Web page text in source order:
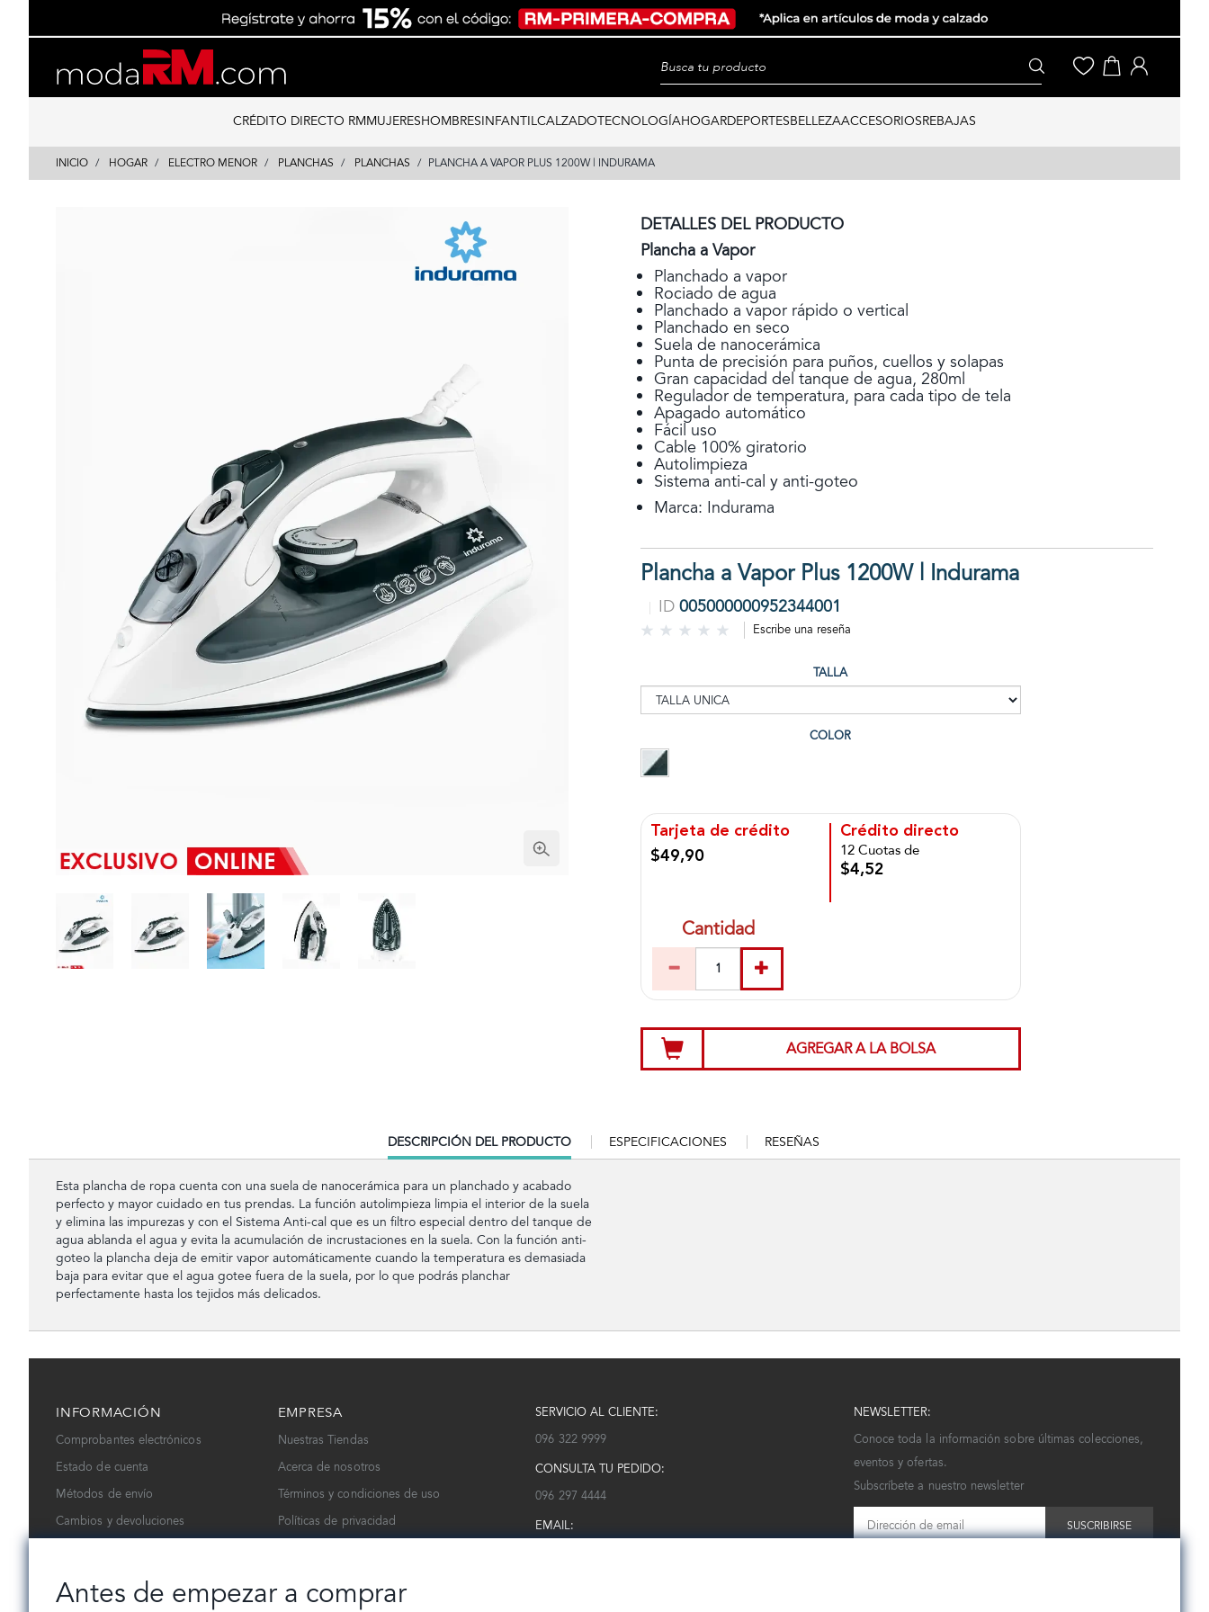
content
navigation
CRÉDITO DIRECTO RMMUJERESHOMBRESINFANTILCALZADOTECNOLOGÍAHOGARDEPORTESBELLEZAACCESORIOSREBAJAS
INICIO HOGAR ELECTRO MENOR PLANCHAS PLANCHAS PLANCHA A VAPOR PLUS 1200W | INDURAMA
DETALLES DEL PRODUCTO
Plancha a Vapor
Planchado a vapor
Rociado de agua
Planchado a vapor rápido o vertical
Planchado en seco
Suela de nanocerámica
Punta de precisión para puños, cuellos y solapas
Gran capacidad del tanque de agua, 280ml
Regulador de temperatura, para cada tipo de tela
Apagado automático
Fácil uso
Cable 100% giratorio
Autolimpieza
Sistema anti-cal y anti-goteo
Marca: Indurama
Plancha a Vapor Plus 1200W | Indurama
ID 005000000952344001
Escribe una reseña
TALLA
COLOR
Tarjeta de crédito
$49,90
Crédito directo
12 Cuotas de
$4,52
Cantidad
AGREGAR A LA BOLSA
CURRENT
TAB:
DESCRIPCIÓN DEL PRODUCTO ESPECIFICACIONES RESEÑAS
Esta plancha de ropa cuenta con una suela de nanocerámica para un planchado y acabado
perfecto y mayor cuidado en tus prendas. La función autolimpieza limpia el interior de la suela
y elimina las impurezas y con el Sistema Anti-cal que es un filtro especial dentro del tanque de
agua ablanda el agua y evita la acumulación de incrustaciones en la suela. Con la función anti-
goteo la plancha deja de emitir vapor automáticamente cuando la temperatura es demasiada
baja para evitar que el agua gotee fuera de la suela, por lo que podrás planchar
perfectamente hasta los tejidos más delicados.
INFORMACIÓN
Comprobantes electrónicos
Estado de cuenta
Métodos de envío
Cambios y devoluciones
EMPRESA
Nuestras Tiendas
Acerca de nosotros
Términos y condiciones de uso
Políticas de privacidad
SERVICIO AL CLIENTE:
096 322 9999
CONSULTA TU PEDIDO:
096 297 4444
EMAIL:
NEWSLETTER:
Conoce toda la información sobre últimas colecciones,
eventos y ofertas.
Subscríbete a nuestro newsletter
SUSCRIBIRSE
Antes de empezar a comprar